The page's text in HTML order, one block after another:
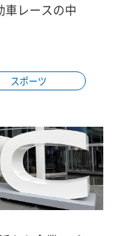
車レースの中
スポーツ